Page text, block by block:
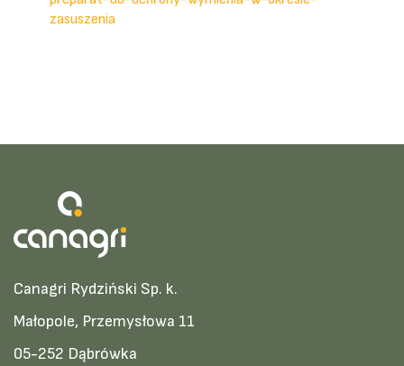
zasuszenia
Canagri Rydziński Sp. k.
Małopole, Przemysłowa 11
05-252 Dąbrówka